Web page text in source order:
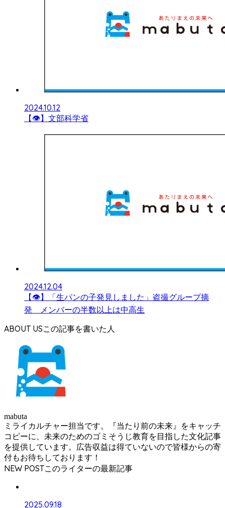
2024.10.12
【👁】文部科学省
2024.12.04
【👁】「生パンの子発見しました」盗撮グループ摘
発 メンバーの半数以上は中高生
ABOUT US
mabuta
ミライカルチャー担当です。『当たり前の未来』をキャッチ
コピーに、未来のためのゴミそうじ教育を目指した文化記事
を提供しています。広告収益は得ていないので皆様からの寄
付もお待ちしております！
NEW POST
2025.09.18